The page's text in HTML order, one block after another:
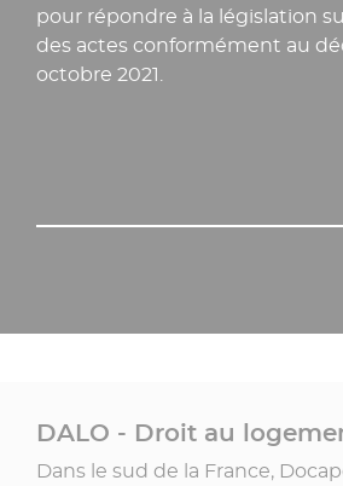
pour répondre à la législation
des actes conformément au
octobre 2021.
DALO - Droit au
Dans le sud de la France,